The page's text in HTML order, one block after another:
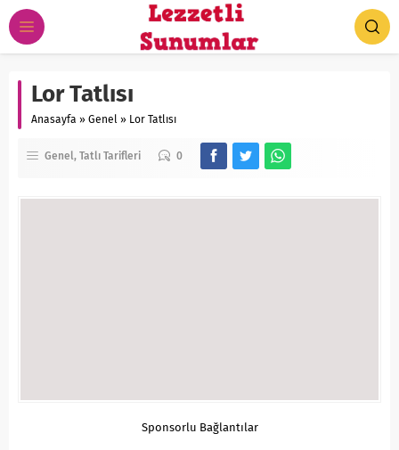
Lor Tatlısı
Anasayfa » Genel » Lor Tatlısı
Genel Tatlı Tarifleri 0
Sponsorlu Bağlantılar